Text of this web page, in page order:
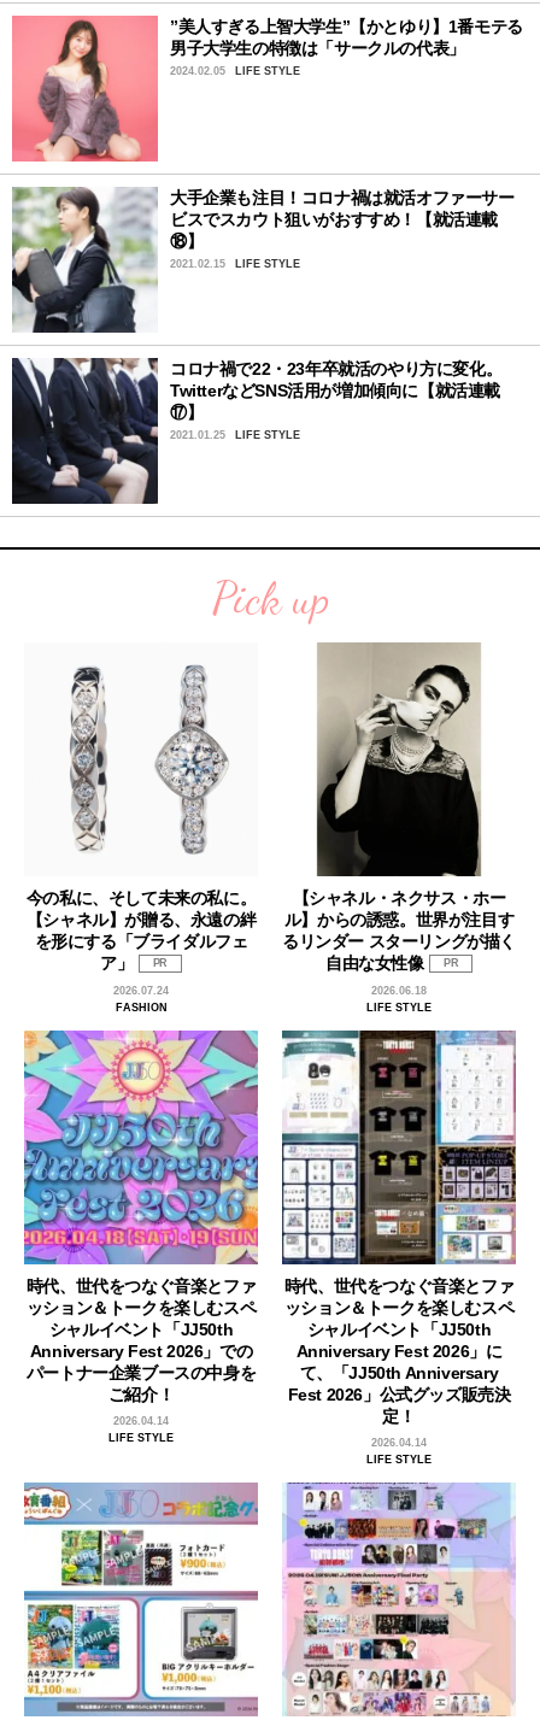
”美人すぎる上智大学生”【かとゆり】1番モテる
男子大学生の特徴は「サークルの代表」
2024.02.05 LIFE STYLE
大手企業も注目！コロナ禍は就活オファーサー
ビスでスカウト狙いがおすすめ！【就活連載
⑱】
2021.02.15 LIFE STYLE
コロナ禍で22・23年卒就活のやり方に変化。
TwitterなどSNS活用が増加傾向に【就活連載
⑰】
2021.01.25 LIFE STYLE
Pick up
今の私に、そして未来の私に。
【シャネル】が贈る、永遠の絆
を形にする「ブライダルフェ
ア」
PR
2026.07.24
FASHION
【シャネル・ネクサス・ホー
ル】からの誘惑。世界が注目す
るリンダー スターリングが描く
自由な女性像
PR
2026.06.18
LIFE STYLE
時代、世代をつなぐ音楽とファ
ッション＆トークを楽しむスペ
シャルイベント「JJ50th
Anniversary Fest 2026」での
パートナー企業ブースの中身を
ご紹介！
2026.04.14
LIFE STYLE
時代、世代をつなぐ音楽とファ
ッション＆トークを楽しむスペ
シャルイベント「JJ50th
Anniversary Fest 2026」に
て、「JJ50th Anniversary
Fest 2026」公式グッズ販売決
定！
2026.04.14
LIFE STYLE